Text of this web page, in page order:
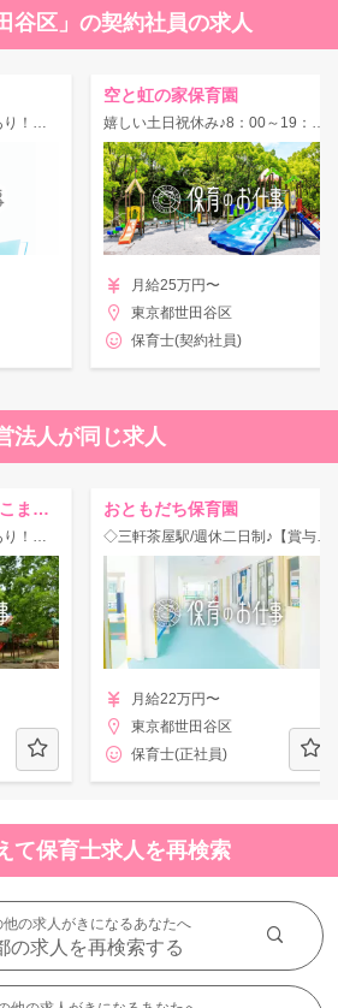
谷区」の契約社員の求人
【三軒茶屋駅】住宅手当あり！昇給・賞与あり♪固定時間勤務★家庭的な雰囲気の保育園！
空と虹の家保育園
嬉しい土日祝休み♪8：00～19：00開園！0歳～2歳、乳児さんのみの小規模園◎
月給25万円〜
東京都世田谷区
保育士(契約社員)
法人が同じ求人
おともだち保育園分園こまつなぎ
【三軒茶屋駅】住宅手当あり！昇給・賞与あり♪固定時間勤務★家庭的な雰囲気の保育園！
おともだち保育園
◇三軒茶屋駅/週休二日制♪【賞与年4ヶ月】子育ての良きパートナーを目指す認可園☆
月給22万円〜
東京都世田谷区
保育士(正社員)
て保育士求人を再検索
他の求人がきになるあなたへ
の求人を再検索する